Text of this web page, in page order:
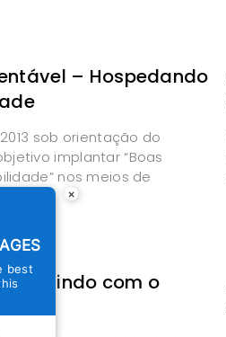
– Hospedando
sob orientação do
implantar “Boas
nos meios de
com o
×
best